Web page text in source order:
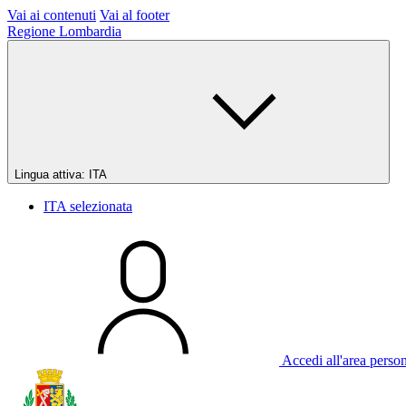
Vai ai contenuti Vai al footer
Regione Lombardia
Lingua attiva: ITA
ITA selezionata
Accedi all'area